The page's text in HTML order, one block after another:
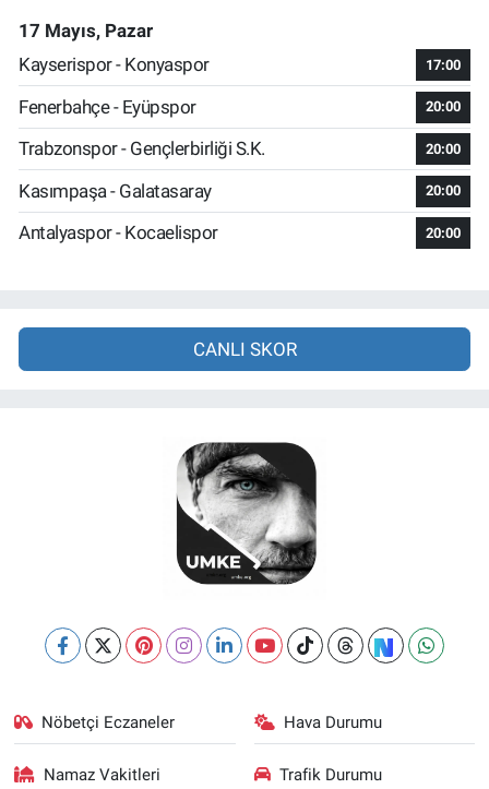
17 Mayıs, Pazar
Kayserispor - Konyaspor
17:00
Fenerbahçe - Eyüpspor 20:00
Trabzonspor - Gençlerbirliği S.K. 20:00
Kasımpaşa - Galatasaray 20:00
Antalyaspor - Kocaelispor 20:00
CANLI SKOR
Nöbetçi Eczaneler Hava Durumu
Namaz Vakitleri Trafik Durumu